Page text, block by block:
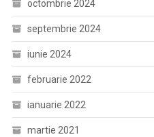
octombrie 2024
septembrie 2024
iunie 2024
februarie 2022
ianuarie 2022
martie 2021